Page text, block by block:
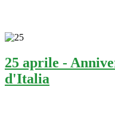
25 aprile -
d'Italia